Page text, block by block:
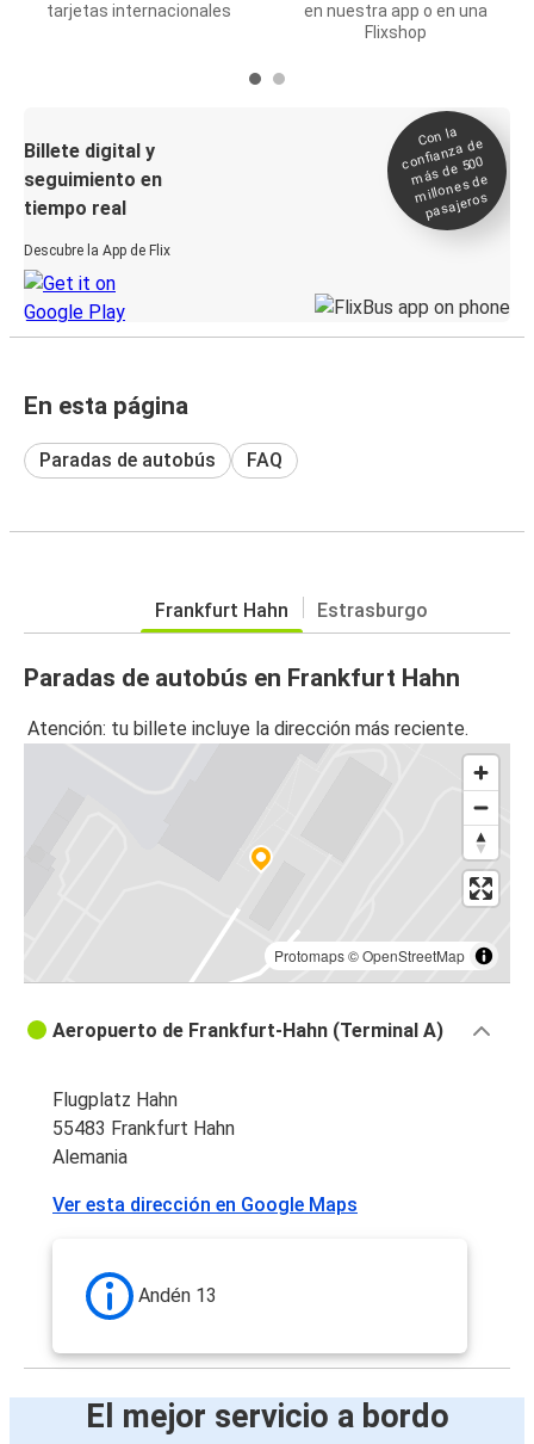
tarjetas internacionales
en nuestra app o en una
Flixshop
Billete digital y
seguimiento en
tiempo real
Descubre la App de Flix
Con la
confianza de
más de 500
millones de
pasajeros
En esta página
Paradas de autobús FAQ
Frankfurt Hahn Estrasburgo
Paradas de autobús en Frankfurt Hahn
Atención: tu billete incluye la dirección más reciente.
Protomaps©OpenStreetMap
Aeropuerto de Frankfurt-Hahn (Terminal A)
Flugplatz Hahn
55483 Frankfurt Hahn
Alemania
Ver esta dirección en Google Maps
Andén 13
El mejor servicio a bordo